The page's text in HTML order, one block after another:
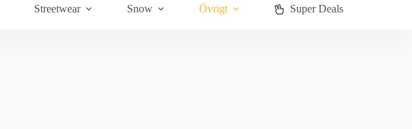
Streetwear Snow Övrigt Super Deals